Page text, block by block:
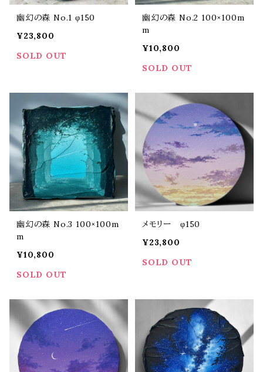
幽幻の森 No.1 φ150
¥23,800
SOLD OUT
幽幻の森 No.2 100×100m
m
¥10,800
SOLD OUT
幽幻の森 No.3 100×100m
m
¥10,800
SOLD OUT
メモリー φ150
¥23,800
SOLD OUT